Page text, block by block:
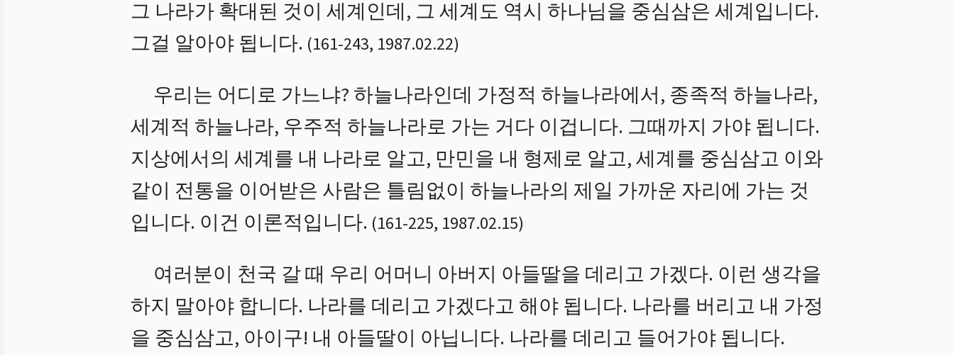
그 나라가 확대된 것이 세계인데, 그 세계도 역시 하나님을 중심삼은 세계입니다.
그걸 알아야 됩니다. (161-243, 1987.02.22)
우리는 어디로 가느냐? 하늘나라인데 가정적 하늘나라에서, 종족적 하늘나라,
세계적 하늘나라, 우주적 하늘나라로 가는 거다 이겁니다. 그때까지 가야 됩니다.
지상에서의 세계를 내 나라로 알고, 만민을 내 형제로 알고, 세계를 중심삼고 이와
같이 전통을 이어받은 사람은 틀림없이 하늘나라의 제일 가까운 자리에 가는 것
입니다. 이건 이론적입니다. (161-225, 1987.02.15)
여러분이 천국 갈 때 우리 어머니 아버지 아들딸을 데리고 가겠다. 이런 생각을
하지 말아야 합니다. 나라를 데리고 가겠다고 해야 됩니다. 나라를 버리고 내 가정
을 중심삼고, 아이구! 내 아들딸이 아닙니다. 나라를 데리고 들어가야 됩니다.